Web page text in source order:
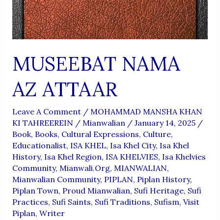
MUSEEBAT NAMA
AZ ATTAAR
Leave A Comment / MOHAMMAD MANSHA KHAN
KI TAHREEREIN / Mianwalian / January 14, 2025 /
Book, Books, Cultural Expressions, Culture,
Educationalist, ISA KHEL, Isa Khel City, Isa Khel
History, Isa Khel Region, ISA KHELVIES, Isa Khelvies
Community, Mianwali.org, MIANWALIAN,
Mianwalian Community, PIPLAN, Piplan History,
Piplan Town, Proud Mianwalian, Sufi Heritage, Sufi
Practices, Sufi Saints, Sufi Traditions, Sufism, Visit
Piplan, Writer